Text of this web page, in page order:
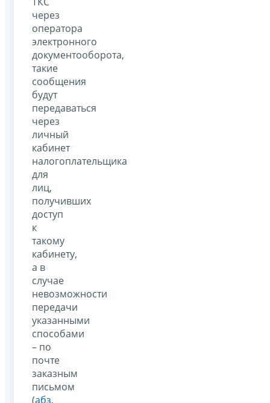
через
оператора
электронного
документооборота,
такие
сообщения
будут
передаваться
через
личный
кабинет
налогоплательщика
для
лиц,
получивших
доступ
к
такому
кабинету,
а в
случае
невозможности
передачи
указанными
способами
– по
почте
заказным
письмом
(абз.